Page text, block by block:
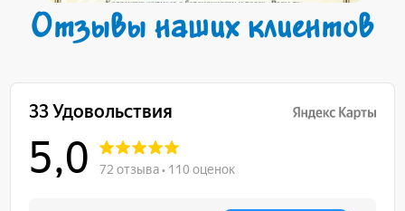
Отзывы наших клиентов